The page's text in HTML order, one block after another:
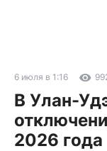
6 июля в 1:16
В Улан-
2026 года